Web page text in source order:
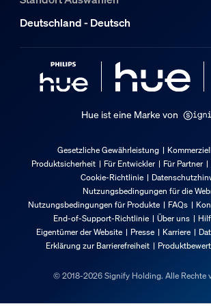
Deutschland - Deutsch
Hue ist eine Marke von
Gesetzliche Gewährleistung
Produktsicherheit
Für Entwickler Für Partner
Cookie-Richtlinie
Nutzungsbedingungen für die
Nutzungsbedingungen für Produkte
FAQs
End-of-Support-Richtlinie
Über uns
Eigentümer der Website
Presse Karriere
Erklärung zur Barrierefreiheit
© 2018-2026 Signify Holding. Alle Rechte